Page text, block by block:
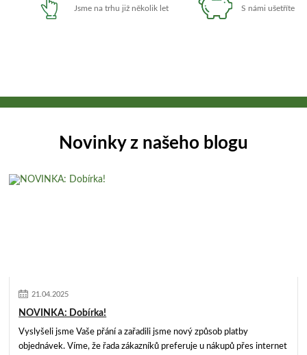
Jsme na trhu již několik let
S námi ušetříte
Novinky z našeho blogu
21 04. 2025
NOVINKA: Dobírka!
Vyslyšeli jsme Vaše přání a zařadili jsme nový způsob platby
objednávek. Víme, že řada zákazníků preferuje u nákupů přes internet